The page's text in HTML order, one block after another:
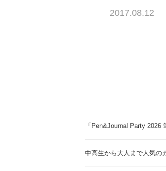
2017.08.12
「Pen&Journal Party 2026
中高生から大人まで人気の